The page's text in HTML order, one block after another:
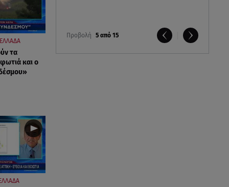
Προβολή 5 από 15
ΕΛΛΑΔΑ
τα
και ο